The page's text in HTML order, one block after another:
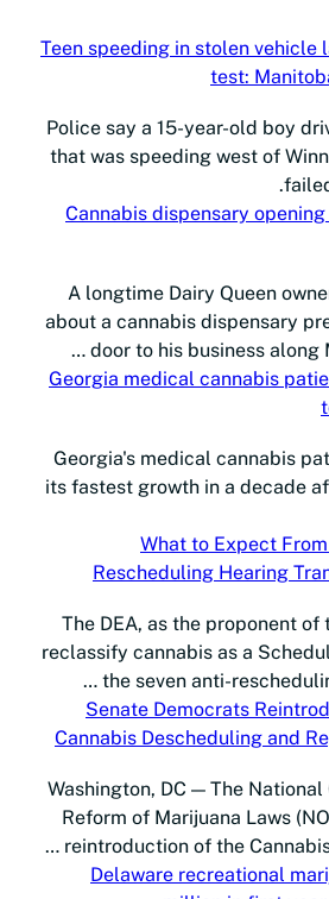
Teen speeding in stolen vehicle
test:
Police say a 15-year-old boy
that was speeding west of
Cannabis dispensary
A longtime Dairy Queen
about a cannabis dispensary
door to his business along
Georgia medical cannabis
Georgia's medical cannabis
its fastest growth in a decade
What to Expect
Rescheduling Hearing
The DEA, as the proponent
reclassify cannabis as a
the seven anti-
Senate Democrats
Cannabis Descheduling and
Washington, DC — The
Reform of Marijuana Laws
reintroduction of the
Delaware recreational